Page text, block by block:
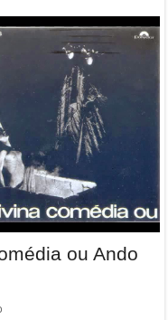
ou Ando